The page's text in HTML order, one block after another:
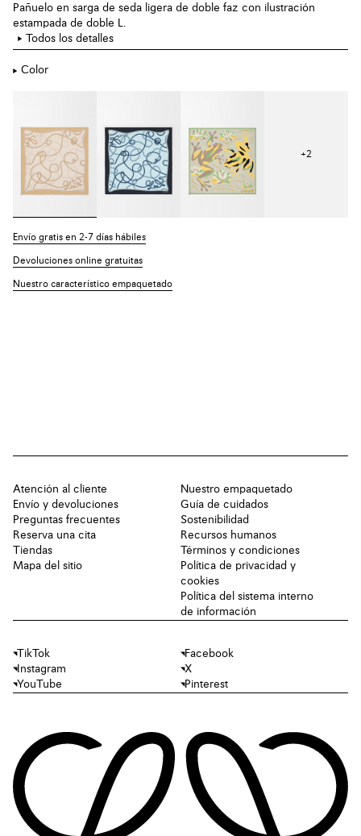
Pañuelo en sarga de seda ligera de doble faz con ilustración
estampada de doble L.
Todos los detalles
Color
+2
Envío gratis en 2-7 días hábiles
Devoluciones online gratuitas
Nuestro característico empaquetado
Atención al cliente
Envío y devoluciones
Preguntas frecuentes
Reserva una cita
Tiendas
Mapa del sitio
Nuestro empaquetado
Guía de cuidados
Sostenibilidad
Recursos humanos
Términos y condiciones
Política de privacidad y
cookies
Política del sistema interno
de información
TikTok
Facebook
Instagram
X
YouTube
Pinterest